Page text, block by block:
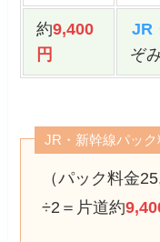
約9,400
円
JR
ぞみ
JR・新幹線パック
（パック料金
÷2＝片道約